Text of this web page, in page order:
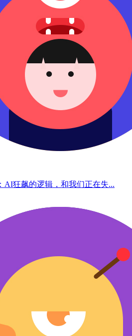
AI狂飙的逻辑，和我们正在失...